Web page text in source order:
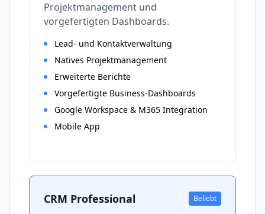
Projektmanagement und
vorgefertigten Dashboards.
Lead- und Kontaktverwaltung
Natives Projektmanagement
Erweiterte Berichte
Vorgefertigte Business-Dashboards
Google Workspace & M365 Integration
Mobile App
CRM Professional Beliebt